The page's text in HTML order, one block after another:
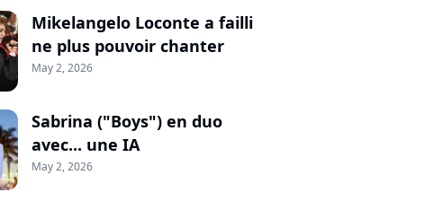
Mikelangelo Loconte a failli
ne plus pouvoir chanter
May 2, 2026
Sabrina ("Boys") en duo
avec... une IA
May 2, 2026